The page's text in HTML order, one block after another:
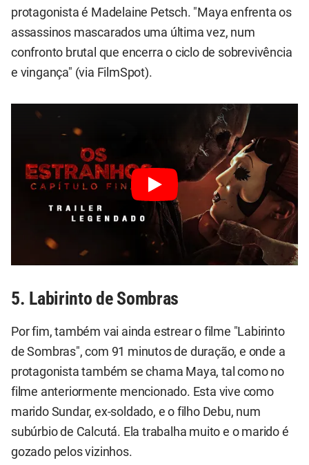
protagonista é Madelaine Petsch. "Maya enfrenta os
assassinos mascarados uma última vez, num
confronto brutal que encerra o ciclo de sobrevivência
e vingança" (via FilmSpot).
5. Labirinto de Sombras
Por fim, também vai ainda estrear o filme "Labirinto
de Sombras", com 91 minutos de duração, e onde a
protagonista também se chama Maya, tal como no
filme anteriormente mencionado. Esta vive como
marido Sundar, ex-soldado, e o filho Debu, num
subúrbio de Calcutá. Ela trabalha muito e o marido é
gozado pelos vizinhos.